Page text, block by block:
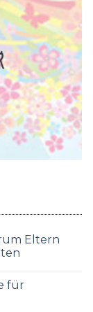
Eltern
für